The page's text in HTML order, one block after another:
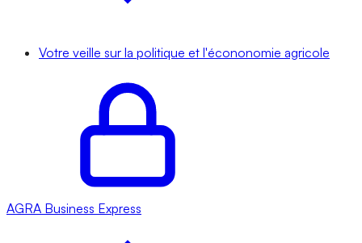
Votre veille sur la politique et l'écononomie agricole
AGRA Business Express